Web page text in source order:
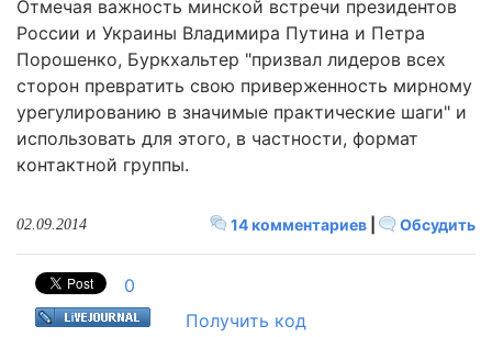
Отмечая важность минской встречи президентов
России и Украины Владимира Путина и Петра
Порошенко, Буркхальтер "призвал лидеров всех
сторон превратить свою приверженность мирному
урегулированию в значимые практические шаги" и
использовать для этого, в частности, формат
контактной группы.
14 комментариев Обсудить
02.09.2014
0
Получить код